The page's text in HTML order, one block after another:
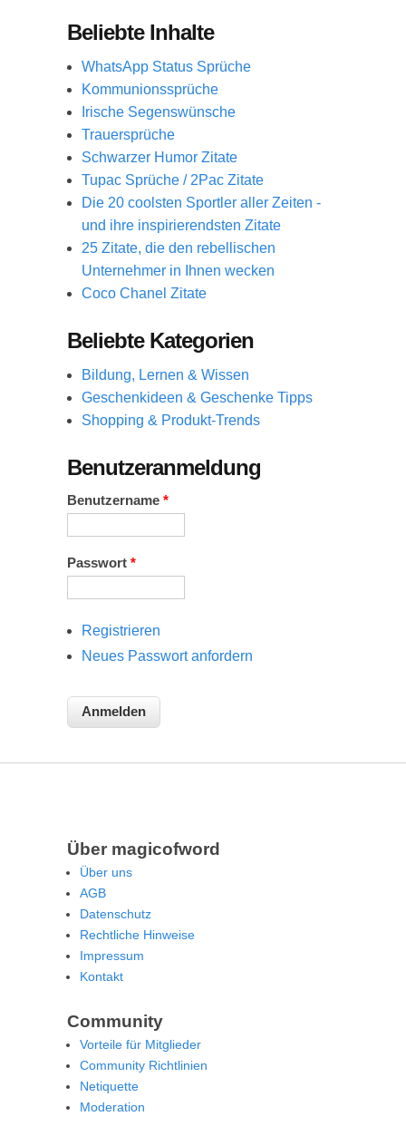
Beliebte Inhalte
WhatsApp Status Sprüche
Kommunionssprüche
Irische Segenswünsche
Trauersprüche
Schwarzer Humor Zitate
Tupac Sprüche / 2Pac Zitate
Die 20 coolsten Sportler aller Zeiten -
und ihre inspirierendsten Zitate
25 Zitate, die den rebellischen
Unternehmer in Ihnen wecken
Coco Chanel Zitate
Beliebte Kategorien
Bildung, Lernen & Wissen
Geschenkideen & Geschenke Tipps
Shopping & Produkt-Trends
Benutzeranmeldung
Benutzername *
Passwort *
Registrieren
Neues Passwort anfordern
Über magicofword
Über uns
AGB
Datenschutz
Rechtliche Hinweise
Impressum
Kontakt
Community
Vorteile für Mitglieder
Community Richtlinien
Netiquette
Moderation